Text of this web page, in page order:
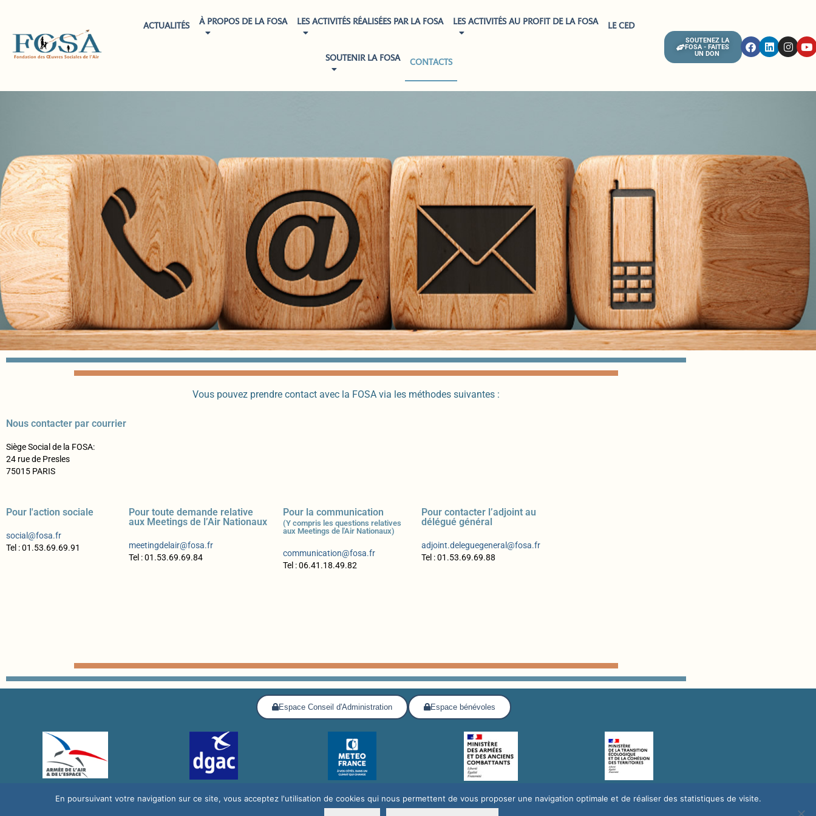
ACTUALITÉS
À PROPOS DE LA FOSA LES ACTIVITÉS RÉALISÉES PAR LA FOSA LES ACTIVITÉS AU PROFIT DE LA FOSA
LE CED
SOUTENIR LA FOSA
CONTACTS
SOUTENEZ LA
FOSA - FAITES
UN DON
CONTACTS
Vous pouvez prendre contact avec la FOSA via les méthodes suivantes :
Nous contacter par courrier
Siège Social de la FOSA:
24 rue de Presles
75015 PARIS
Pour l'action sociale
social@fosa.fr
Tel : 01.53.69.69.91
Pour toute demande relative
aux Meetings de l’Air Nationaux
meetingdelair@fosa.fr
Tel :01.53.69.69.84
Pour la communication
(Y compris les questions relatives
aux Meetings de l'Air Nationaux)
communication@fosa.fr
Tel : 06.41.18.49.82
Pour contacter l’adjoint au
délégué général
adjoint.deleguegeneral@fosa.fr
Tel : 01.53.69.69.88
Espace Conseil d'Administration Espace bénévoles
© 2026 Fondation des Œuvres Sociales de l’Air /
En poursuivant votre navigation sur ce site, vous acceptez l'utilisation de cookies qui nous permettent de vous proposer une navigation optimale et de réaliser des statistiques de visite.